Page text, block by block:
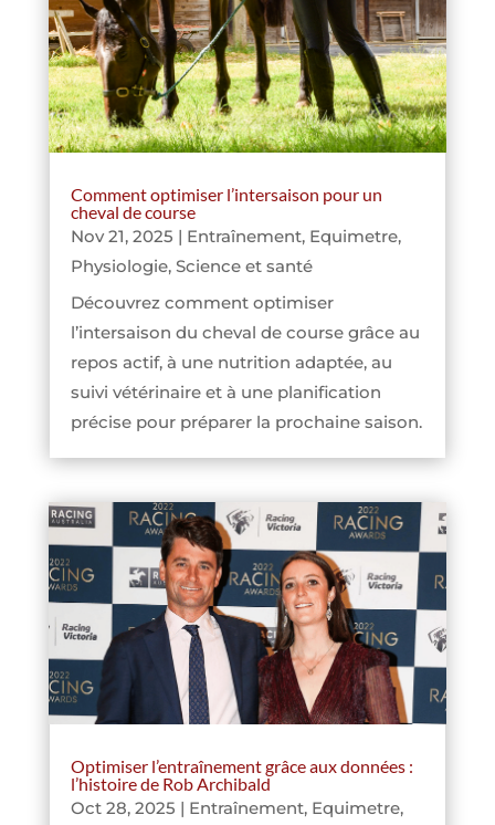
Comment optimiser l’intersaison pour un
cheval de course
Nov 21, 2025 | Entraînement, Equimetre,
Physiologie, Science et santé
Découvrez comment optimiser
l’intersaison du cheval de course grâce au
repos actif, à une nutrition adaptée, au
suivi vétérinaire et à une planification
précise pour préparer la prochaine saison.
Optimiser l’entraînement grâce aux données :
l’histoire de Rob Archibald
Oct 28, 2025 | Entraînement, Equimetre,